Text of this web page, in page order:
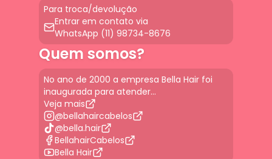
Para troca/devolução
Entrar em contato via
WhatsApp (11) 98734-8676
Quem somos?
No ano de 2000 a empresa Bella Hair foi
inaugurada para atender...
Veja mais
@bellahaircabelos
@bella.hair
BellahairCabelos
Bella Hair